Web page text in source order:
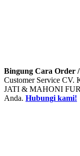
Bingung Cara Order /
Customer Service
JATI & MAHONI
Anda. Hubungi kami!